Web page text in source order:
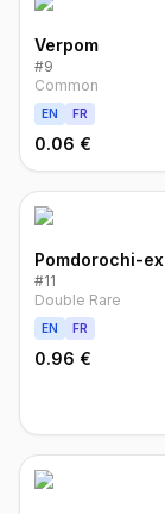
Verpom
#9
Common
EN FR
0.06 €
Pomdorochi-ex
#11
Double Rare
EN FR
0.96 €